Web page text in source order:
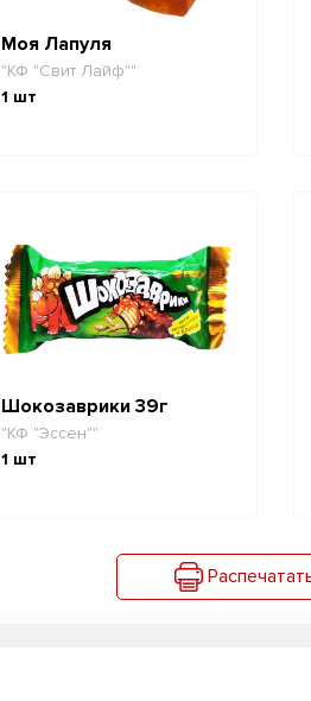
Моя Лапуля
"КФ "Свит Лайф""
1 шт
Шокозаврики 39г
"КФ "Эссен""
1 шт